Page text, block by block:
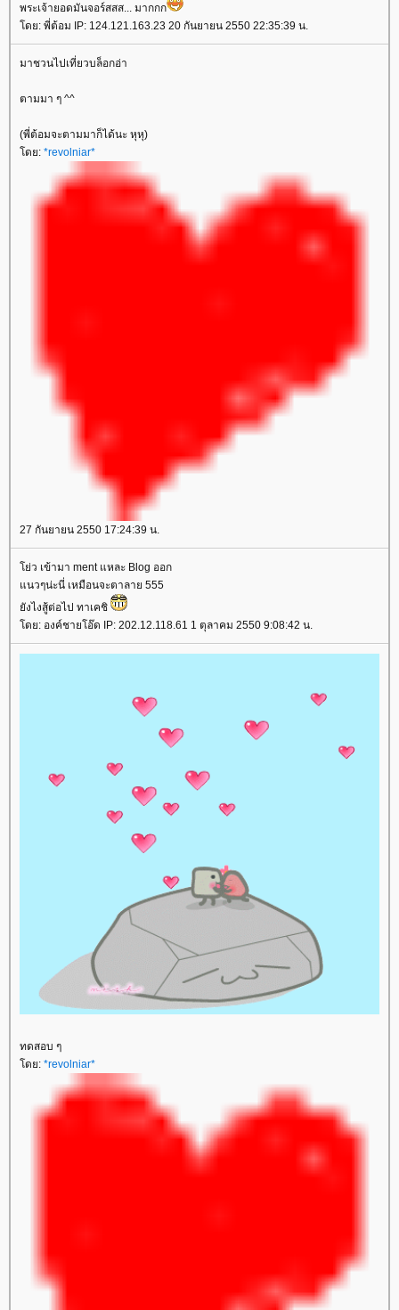
พระเจ้ายอดมันจอร์สสส... มากกก
ดย: พี่ต้อม IP: 124.121.163.23 20 กันยายน 2550 22:35:39 น.
มาชวนไปเที่ยวบล็อกอ่า
ตามมา ๆ ^^
(พี่ต้อมจะตามมาก็ได้นะ หุหุ)
ดย: *revolniar*
27 กันยายน 2550 17:24:39 น.
่ว เข้ามา ment แหละ Blog ออก
นวๆน่ะนี่ เหมือนจะตาลาย 555
ังไงสู้ต่อไป ทาเคชิ
ดย: องค์ชายโอ๊ด IP: 202.12.118.61 1 ตุลาคม 2550 9:08:42 น.
ทดสอบ ๆ
ดย: *revolniar*